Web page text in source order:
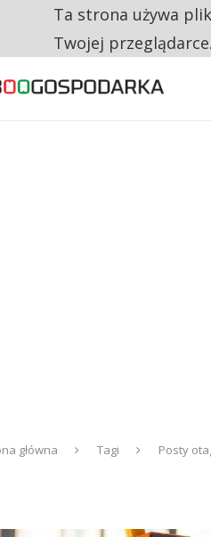
CO TRZECIĄ ZŁOTÓWKĘ
główna Tagi Posty
Ta strona używa
Twojej